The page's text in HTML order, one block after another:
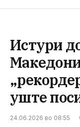
Истури
уште
24.06.2026 во 08:55